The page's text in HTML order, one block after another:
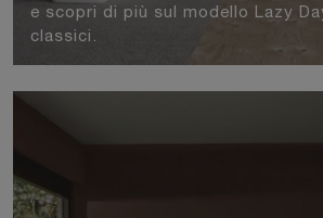
e scopri di più sul modello Lazy
classici.